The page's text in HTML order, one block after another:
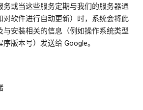
务或当这些服务定期与我们的服务器通
对软件进行自动更新）时，系统会将此
与安装相关的信息（例如操作系统类型
序版本号）发送给 Google。